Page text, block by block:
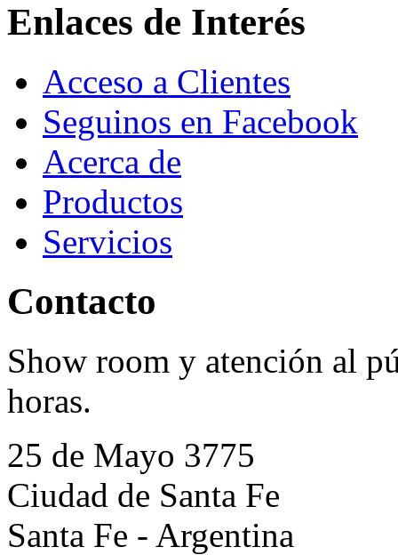
Enlaces de Interés
Acceso a Clientes
Seguinos en Facebook
Acerca de
Productos
Servicios
Contacto
Show room y atención al
horas.
25 de Mayo 3775
Ciudad de Santa Fe
Santa Fe - Argentina